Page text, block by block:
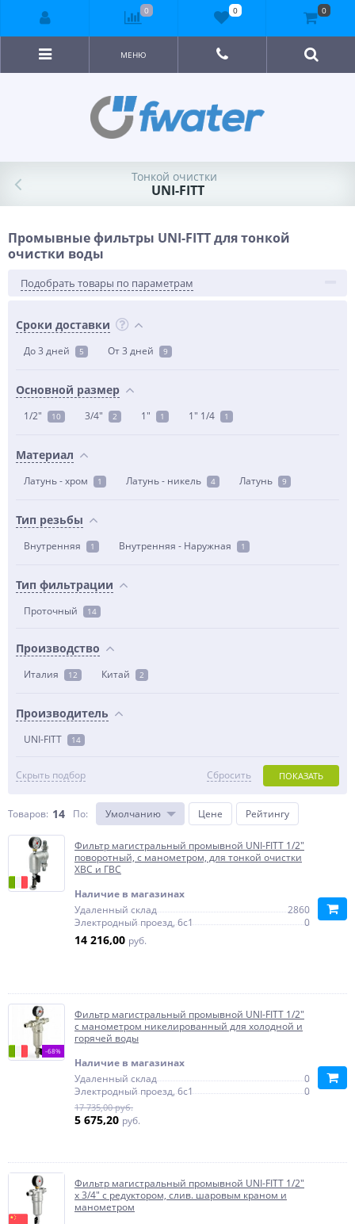
МЕНЮ
Тонкой очистки
UNI-FITT
Промывные фильтры UNI-FITT для тонкой
очистки воды
Подобрать товары по параметрам
Сроки доставки
До 3 дней 5 От 3 дней 9
Основной размер
1/2" 10 3/4" 2 1" 1 1" 1/4 1
Материал
Латунь - хром 1 Латунь - никель 4 Латунь 9
Тип резьбы
Внутренняя 1 Внутренняя - Наружная 1
Тип фильтрации
Проточный 14
Производство
Италия 12 Китай 2
Производитель
UNI-FITT 14
Скрыть подбор ПОКАЗАТЬ
Сбросить
Товаров: 14 По: Умолчанию Цене Рейтингу
Фильтр магистральный промывной UNI-FITT 1/2"
поворотный, с манометром, для тонкой очистки
ХВС и ГВС
Наличие в магазинах
Удаленный склад
2860
Электродный проезд, 6с1
0
14 216,00 руб.
-68%
Фильтр магистральный промывной UNI-FITT 1/2"
с манометром никелированный для холодной и
горячей воды
Наличие в магазинах
Удаленный склад
0
Электродный проезд, 6с1
0
17 735,00 руб.
5 675,20 руб.
Фильтр магистральный промывной UNI-FITT 1/2"
х 3/4" с редуктором, слив. шаровым краном и
манометром
0 0 0